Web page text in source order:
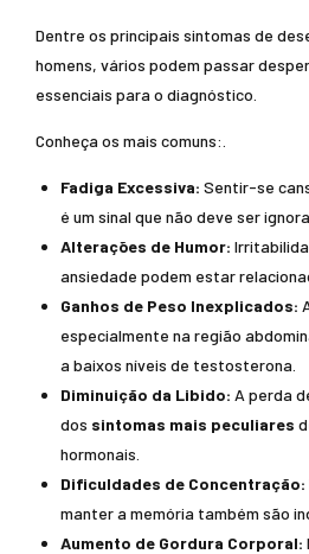
Dentre os principais sintomas de
homens, vários podem passar
essenciais para o diagnóstico.
Conheça os mais comuns:.
Fadiga Excessiva: Sentir-se
é um sinal que não deve ser
Alterações de Humor:
ansiedade podem estar
Ganhos de Peso Inexplicados:
especialmente na região
a baixos níveis de testosterona.
Diminuição da Libido: A perda
dos sintomas mais peculiares
hormonais.
Dificuldades de Concentração:
manter a memória também são
Aumento de Gordura Corporal: